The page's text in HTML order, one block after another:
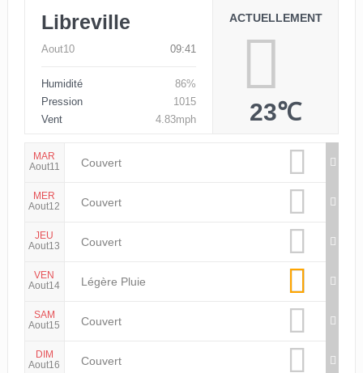
Libreville
Aout10 09:41
Humidité
86%
Pression
1015
Vent
4.83mph
ACTUELLEMENT
23℃
MAR
Aout11
Couvert
MER
Aout12
Couvert
JEU
Aout13
Couvert
VEN
Aout14
Légère Pluie
SAM
Aout15
Couvert
DIM
Aout16
Couvert